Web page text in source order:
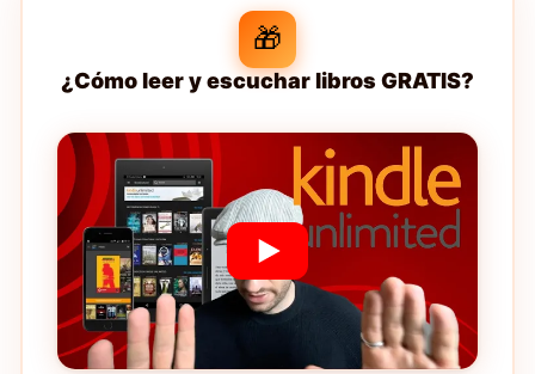
🎁
¿Cómo leer y escuchar libros GRATIS?